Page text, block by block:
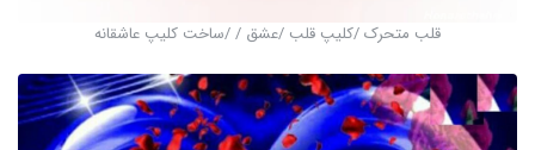
قلب متحرک /کلیپ قلب /عشق /️ /ساخت کلیپ عاشقانه